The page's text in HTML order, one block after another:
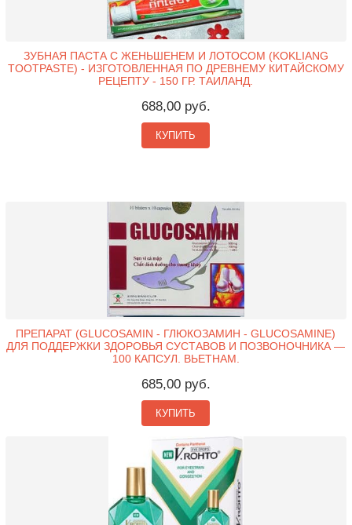
ЗУБНАЯ ПАСТА С ЖЕНЬШЕНЕМ И ЛОТОСОМ (KOKLIANG
TOOTPASTE) - ИЗГОТОВЛЕННАЯ ПО ДРЕВНЕМУ КИТАЙСКОМУ
РЕЦЕПТУ - 150 ГР. ТАИЛАНД.
688,00 руб.
КУПИТЬ
ПРЕПАРАТ (GLUCOSAMIN - ГЛЮКОЗАМИН - GLUCOSAMINE)
ДЛЯ ПОДДЕРЖКИ ЗДОРОВЬЯ СУСТАВОВ И ПОЗВОНОЧНИКА —
100 КАПСУЛ. ВЬЕТНАМ.
685,00 руб.
КУПИТЬ